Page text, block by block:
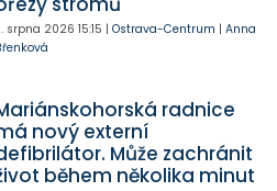
srpna 2026 15:15 | Ostrava-Centrum | Anna
radnice
nový externí
Může zachránit
během několika minut